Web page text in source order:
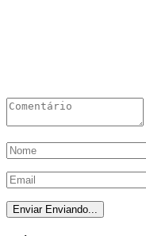
Enviar Enviando...